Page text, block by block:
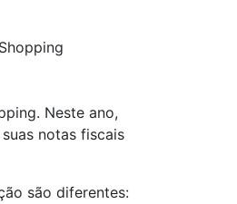
Neste ano,
notas fiscais
são diferentes: